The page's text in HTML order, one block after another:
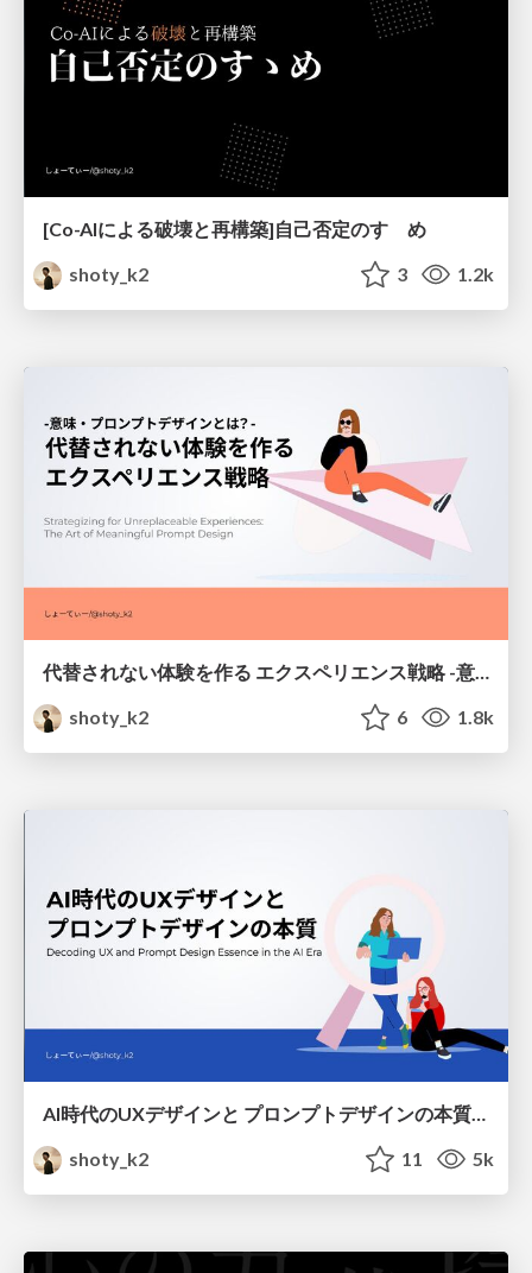
[Co-AIによる破壊と再構築]自己否定のすゝめ
shoty_k2
3 1.2k
代替されない体験を作る エクスペリエンス戦略 -意味・プロンプトデザインとは？-
shoty_k2
6 1.8k
AI時代のUXデザインと プロンプトデザインの本質【前編】
shoty_k2
11 5k